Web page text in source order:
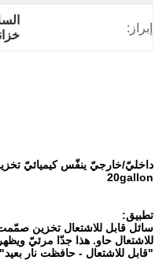
إبراز:
داخليّ/خارجيّ ينفّس كيميائيّ
20gallon
تطبيق:
سائل قابل للاشتعال تخزين
"قابل للاشتعال - حافظت نار